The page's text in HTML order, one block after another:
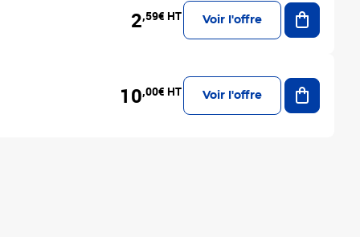
2,59€ HT Voir l'offre
Ajouter
10,00€ HT Voir l'offre
Ajouter